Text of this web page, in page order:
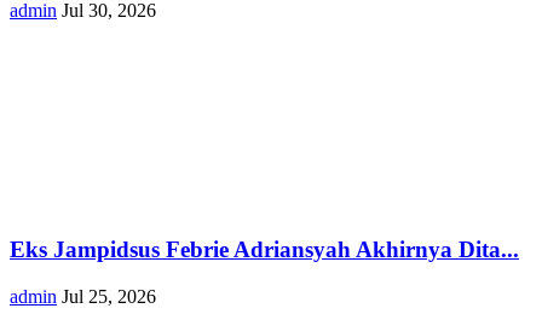
admin Jul 30, 2026
Eks Jampidsus Febrie Adriansyah Akhirnya Dita...
admin Jul 25, 2026